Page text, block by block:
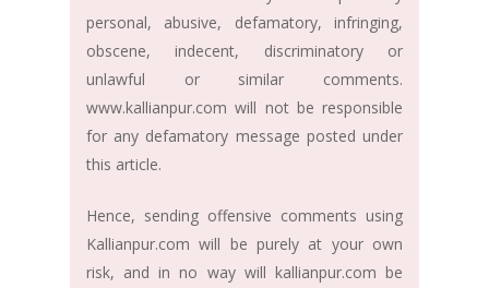
personal, abusive, defamatory, infringing,
obscene, indecent, discriminatory or
unlawful or similar comments.
www.kallianpur.com will not be responsible
for any defamatory message posted under
this article.
Hence, sending offensive comments using
Kallianpur.com will be purely at your own
risk, and in no way will kallianpur.com be